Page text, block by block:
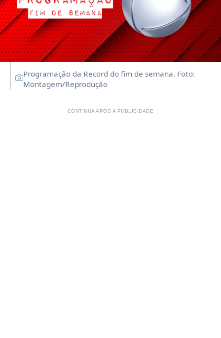
Programação da Record do fim de semana. Foto:
Montagem/Reprodução
CONTINUA APÓS A PUBLICIDADE